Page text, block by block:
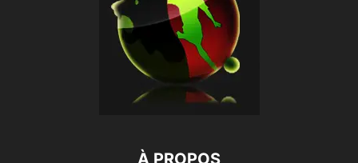
À PROPOS